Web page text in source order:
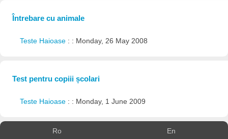
Întrebare cu animale
Teste Haioase : : Monday, 26 May 2008
Test pentru copiii școlari
Teste Haioase : : Monday, 1 June 2009
Ro En